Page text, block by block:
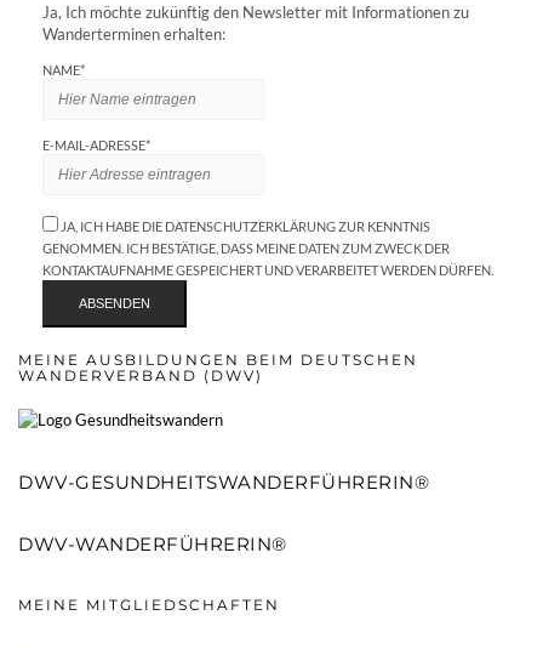
Ja, Ich möchte zukünftig den Newsletter mit Informationen zu
Wanderterminen erhalten:
NAME*
E-MAIL-ADRESSE*
JA, ICH HABE DIE DATENSCHUTZERKLÄRUNG ZUR KENNTNIS
GENOMMEN. ICH BESTÄTIGE, DASS MEINE DATEN ZUM ZWECK DER
KONTAKTAUFNAHME GESPEICHERT UND VERARBEITET WERDEN DÜRFEN.
MEINE AUSBILDUNGEN BEIM DEUTSCHEN
WANDERVERBAND (DWV)
DWV-GESUNDHEITSWANDERFÜHRERIN®
DWV-WANDERFÜHRERIN®
MEINE MITGLIEDSCHAFTEN